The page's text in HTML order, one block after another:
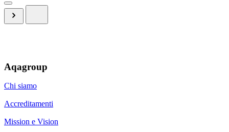
Aqagroup
Chi siamo
Accreditamenti
Mission e Vision